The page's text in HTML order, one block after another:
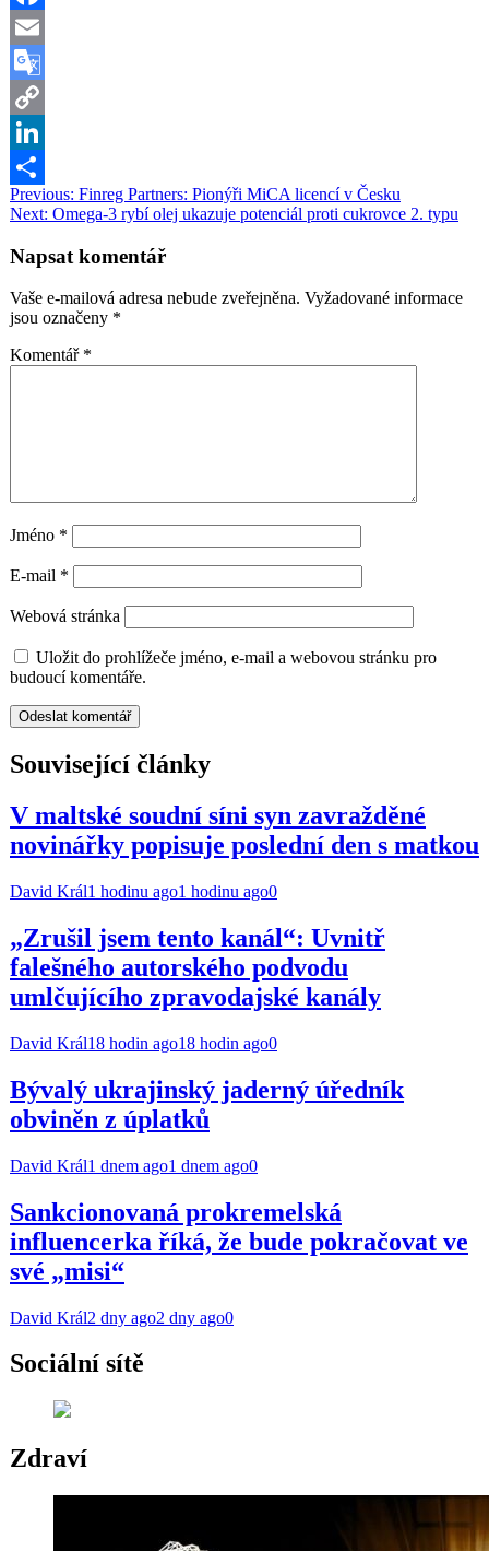
Facebook
Email
Google
Translate
Copy
Link
LinkedIn
Share
Navigace
pro
příspěvek
Previous: Finreg Partners: Pionýři MiCA licencí v Česku
Next: Omega-3 rybí olej ukazuje potenciál proti cukrovce 2. typu
Napsat komentář
Vaše e-mailová adresa nebude zveřejněna. Vyžadované informace
jsou označeny *
Komentář *
Jméno *
E-mail *
Webová stránka
Uložit do prohlížeče jméno, e-mail a webovou stránku pro
budoucí komentáře.
Související články
V maltské soudní síni syn zavražděné
novinářky popisuje poslední den s matkou
David Král1 hodinu ago1 hodinu ago0
„Zrušil jsem tento kanál“: Uvnitř
falešného autorského podvodu
umlčujícího zpravodajské kanály
David Král18 hodin ago18 hodin ago0
Bývalý ukrajinský jaderný úředník
obviněn z úplatků
David Král1 dnem ago1 dnem ago0
Sankcionovaná prokremelská
influencerka říká, že bude pokračovat ve
své „misi“
David Král2 dny ago2 dny ago0
Sociální sítě
Zdraví